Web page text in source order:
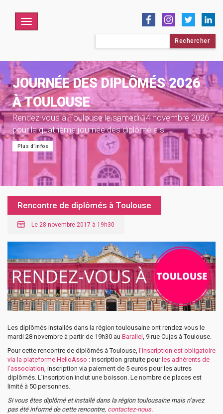
Menu
JOURNÉE DES DIPLÔMÉS 2026
À TOULOUSE
Rendez-vous à Toulouse le samedi 14 novembre 2026
pour la quatrième journée des diplômé·e·s !
Plus d'infos
Rencontre de diplômés à Toulouse
Le 28 novembre 2017 à 19h30
Les diplômés installés dans la région toulousaine ont rendez-vous le
mardi 28 novembre à partir de 19h30 au Barallel , 9 rue Cujas à Toulouse.
Pour cette rencontre de diplômés à Toulouse, l’inscription est obligatoire
via la plateforme HelloAsso : inscription gratuite pour les adhérents de
l’association, inscription via paiement de 5 euros pour les autres
diplômés. L’inscription inclut une boisson. Le nombre de places est
limité à 50 personnes.
Si vous êtes diplômé et installé dans la région toulousaine mais n’avez
pas été informé de cette rencontre, contactez-nous.